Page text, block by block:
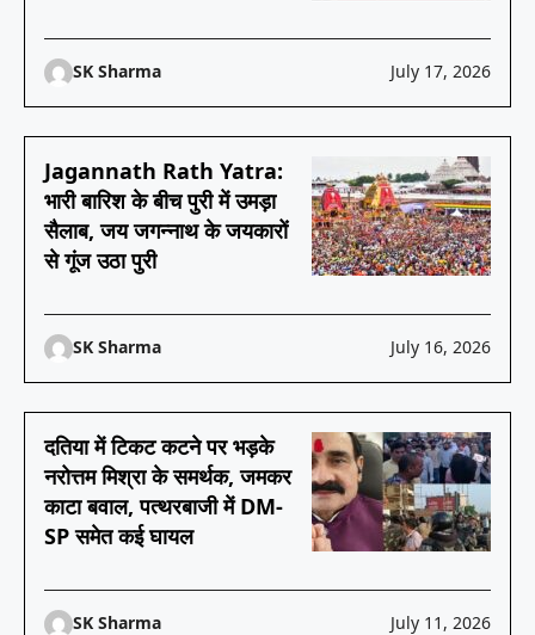
SK Sharma July 17, 2026
Jagannath Rath Yatra:
भारी बारिश के बीच पुरी में उमड़ा
सैलाब, जय जगन्नाथ के जयकारों
से गूंज उठा पुरी
SK Sharma July 16, 2026
दतिया में टिकट कटने पर भड़के
नरोत्तम मिश्रा के समर्थक, जमकर
काटा बवाल, पत्थरबाजी में DM-
SP समेत कई घायल
SK Sharma July 11, 2026